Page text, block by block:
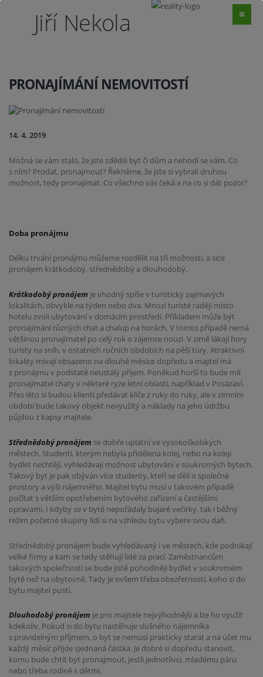
Jiří Nekola
PRONAJÍMÁNÍ NEMOVITOSTÍ
14. 4. 2019
Možná se vám stalo, že jste zdědili byt či dům a nehodí se vám. Co
s ním? Prodat, pronajmout? Řekněme, že jste si vybrali druhou
možnost, tedy pronajímat. Co všechno vás čeká a na co si dát pozor?
Doba pronájmu
Délku trvání pronájmu můžeme rozdělit na tři možnosti, a sice
pronájem krátkodobý, střednědobý a dlouhodobý.
Krátkodobý pronájem je vhodný spíše v turisticky zajímavých
lokalitách, obvykle na týden nebo dva. Mnozí turisté raději místo
hotelu zvolí ubytování v domácím prostředí. Příkladem může být
pronajímání různých chat a chalup na horách. V tomto případě nemá
většinou pronajímatel po celý rok o zájemce nouzi. V zimě lákají hory
turisty na sníh, v ostatních ročních obdobích na pěší túry. Atraktivní
lokality mívají obsazeno na dlouhé měsíce dopředu a majitel má
z pronájmu v podstatě neustálý příjem. Poněkud horší to bude mít
pronajímatel chaty v některé ryze letní oblasti, například v Posázaví.
Přes léto si budou klienti předávat klíče z ruky do ruky, ale v zimním
období bude takový objekt nevyužitý a náklady na jeho údržbu
půjdou z kapsy majitele.
Střednědobý pronájem se dobře uplatní ve vysokoškolských
městech. Studenti, kterým nebyla přidělena kolej, nebo na koleji
bydlet nechtějí, vyhledávají možnost ubytování v soukromých bytech.
Takový byt je pak obýván více studenty, kteří se dělí o společné
prostory a výši nájemného. Majitel bytu musí v takovém případě
počítat s větším opotřebením bytového zařízení a častějšími
opravami. I kdyby se v bytě nepořádaly bujaré večírky, tak i běžný
režim početné skupiny lidí si na vzhledu bytu vybere svou daň.
Střednědobý pronájem bude vyhledávaný i ve městech, kde podnikají
velké firmy a kam se tedy stěhují lidé za prací. Zaměstnancům
takových společností se bude jistě pohodlněji bydlet v soukromém
bytě než na ubytovně. Tady je ovšem třeba obezřetnosti, koho si do
bytu majitel pustí.
Dlouhodobý pronájem je pro majitele nejvýhodnější a lze ho využít
kdekoliv. Pokud si do bytu nastěhuje slušného nájemníka
s pravidelným příjmem, o byt se nemusí prakticky starat a na účet mu
každý měsíc přijde sjednaná částka. Je dobré si dopředu stanovit,
komu bude chtít byt pronajmout, jestli jednotlivci, mladému páru
nebo třeba rodině s dětmi.